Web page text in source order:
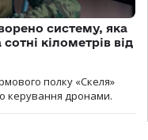
систему, яка
кілометрів від
полку «Скеля»
керування дронами.